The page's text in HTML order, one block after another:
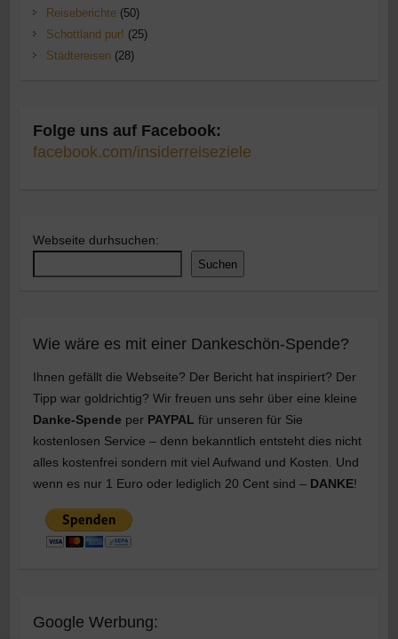
Reiseberichte(50)
Schottland pur! (25)
Städtereisen(28)
Folge uns auf Facebook:
facebook.com/insiderreiseziele
Webseite durhsuchen:
Suchen
Wie wäre es mit einer Dankeschön-Spende?
Ihnen gefällt die Webseite? Der Bericht hat inspiriert? Der
Tipp war goldrichtig? Wir freuen uns sehr über eine kleine
Danke-Spende per PAYPAL für unseren für Sie
kostenlosen Service – denn bekanntlich entsteht dies nicht
alles kostenfrei sondern mit viel Aufwand und Kosten. Und
wenn es nur 1 Euro oder lediglich 20 Cent sind – DANKE!
Google Werbung: